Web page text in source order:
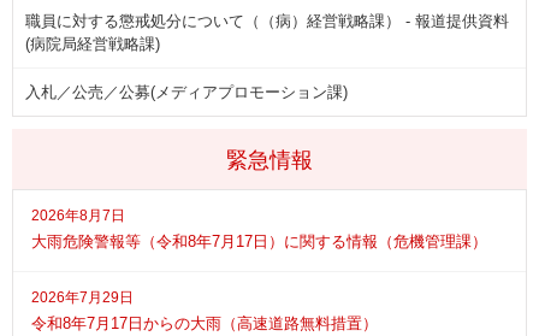
緊急情報
2026年8月7日
大雨危険警報等（令和8年7月17日）に関する情報（危機管理課）
2026年7月29日
令和8年7月17日からの大雨（高速道路無料措置）
職員に対する懲戒処分について（（病）経営戦略課） - 報道提供資料
(病院局経営戦略課)
入札／公売／公募(メディアプロモーション課)